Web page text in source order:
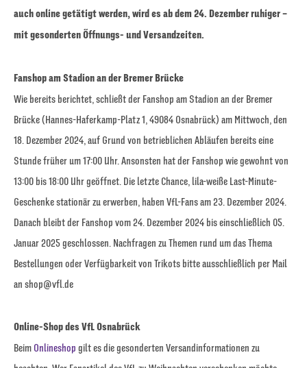
auch online getätigt werden, wird es ab dem 24. Dezember ruhiger –
mit gesonderten Öffnungs- und Versandzeiten.
Fanshop am Stadion an der Bremer Brücke
Wie bereits berichtet, schließt der Fanshop am Stadion an der Bremer
Brücke (Hannes-Haferkamp-Platz 1, 49084 Osnabrück) am Mittwoch, den
18. Dezember 2024, auf Grund von betrieblichen Abläufen bereits eine
Stunde früher um 17:00 Uhr. Ansonsten hat der Fanshop wie gewohnt von
13:00 bis 18:00 Uhr geöffnet. Die letzte Chance, lila-weiße Last-Minute-
Geschenke stationär zu erwerben, haben VfL-Fans am 23. Dezember 2024.
Danach bleibt der Fanshop vom 24. Dezember 2024 bis einschließlich 05.
Januar 2025 geschlossen. Nachfragen zu Themen rund um das Thema
Bestellungen oder Verfügbarkeit von Trikots bitte ausschließlich per Mail
an shop@vfl.de
Online-Shop des VfL Osnabrück
Beim Onlineshop gilt es die gesonderten Versandinformationen zu